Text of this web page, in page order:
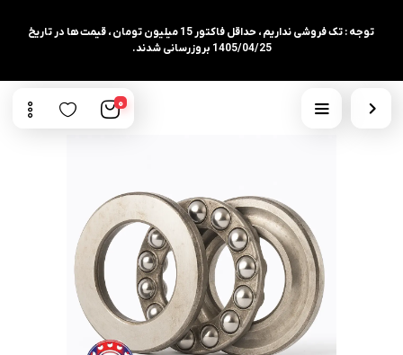
توجه : تک فروشی نداریم ، حداقل فاکتور 15 میلیون تومان ، قیمت ها در تاریخ
1405/04/25 بروزرسانی شدند.
0